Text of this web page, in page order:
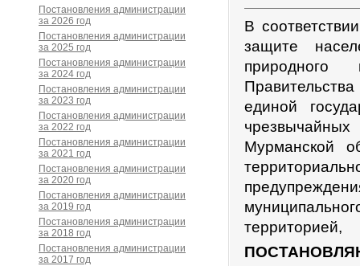
В
защите
природного
единой
Мурманской
территорией,
Постановления администрации
за 2026 год
Постановления администрации
за 2025 год
Постановления администрации
за 2024 год
Постановления администрации
за 2023 год
Постановления администрации
за 2022 год
Постановления администрации
за 2021 год
Постановления администрации
за 2020 год
Постановления администрации
за 2019 год
Постановления администрации
за 2018 год
Постановления администрации
за 2017 год